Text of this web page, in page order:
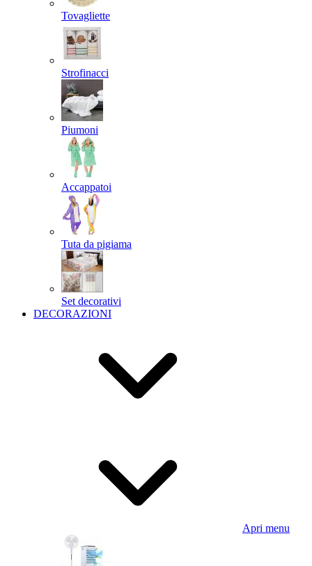
Tovagliette
Strofinacci
Piumoni
Accappatoi
Tuta da pigiama
Set decorativi
DECORAZIONI
Apri menu